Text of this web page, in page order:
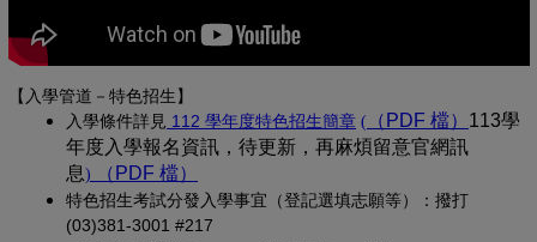
【入學管道－特色招生】
入學條件詳見 112 學年度特色招生簡章 (另開新視窗)
( （PDF 檔） (另開新
113學
年度入學報名資訊，待更新，再麻煩留意官網訊
息) （PDF 檔）
特色招生考試分發入學事宜（登記選填志願等）：撥打
(03)381-3001 #217